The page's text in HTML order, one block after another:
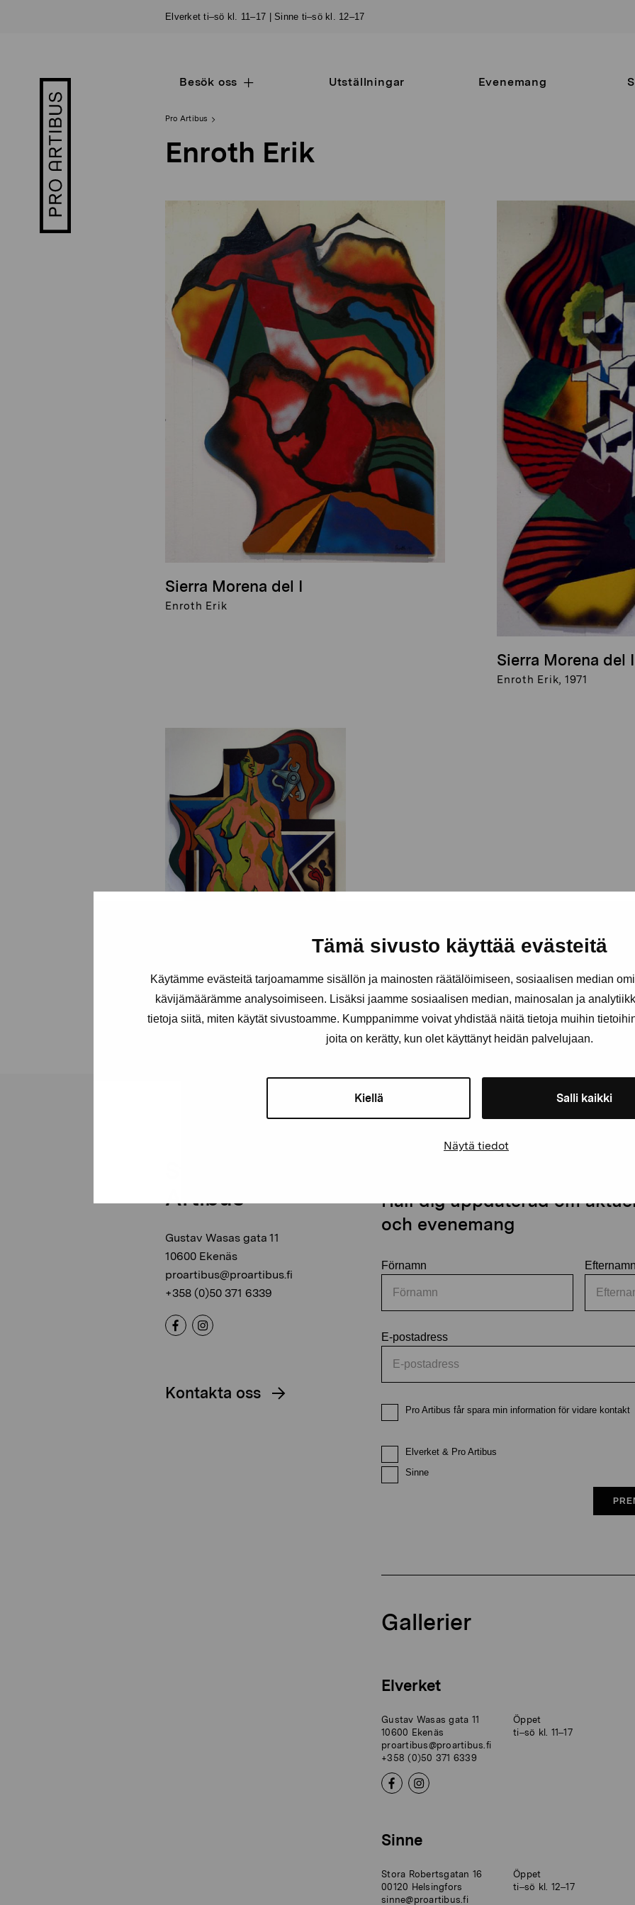
Tämä sivusto käyttää evästeitä
Käytämme evästeitä tarjoamamme sisällön ja mainosten räätälöimiseen, sosiaalisen median
kävijämäärämme analysoimiseen. Lisäksi jaamme sosiaalisen median, mainosalan ja
tietoja siitä, miten käytät sivustoamme. Kumppanimme voivat yhdistää näitä tietoja muihin
joita on kerätty, kun olet käyttänyt heidän palvelujaan.
Kiellä Salli kaikki
Näytä tiedot
Elverket ti–sö kl. 11–17 | Sinne ti–sö kl. 12–17
Pro
Artibus
logo
Besök oss Open
Utställningar Evenemang
Pro Artibus
Enroth Erik
Sierra Morena del I
Enroth Erik
Sierra Morena del
Enroth Erik, 1971
Enroth Erik, 1971
Artibus
Gustav Wasas gata 11
10600 Ekenäs
proartibus@proartibus.fi
+358 (0)50 371 6339
Kontakta oss
Håll dig uppdaterad om
och evenemang
Förnamn
E-postadress
Pro Artibus får spara min information för vidare kontakt
Elverket & Pro Artibus
Sinne
Gallerier
Elverket
Gustav Wasas gata 11
10600 Ekenäs
proartibus@proartibus.fi
+358 (0)50 371 6339
Öppet
ti–sö kl. 11–17
Sinne
Stora Robertsgatan 16
00120 Helsingfors
sinne@proartibus.fi
Öppet
ti–sö kl. 12–17